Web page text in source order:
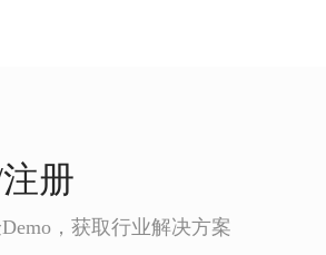
册
，获取行业解决方案